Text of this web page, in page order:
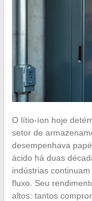
O lítio-íon hoje
setor de
desempenhava
ácido há duas
indústrias
fluxo. Seu
altos: tantos